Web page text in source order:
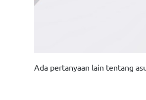
Ada pertanyaan lain tentang